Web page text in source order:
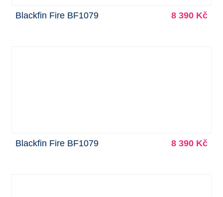
Blackfin Fire BF1079 8 390 Kč
Blackfin Fire BF1079 8 390 Kč